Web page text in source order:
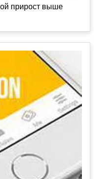
прирост выше